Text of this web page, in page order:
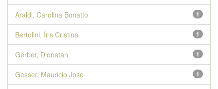
1
Araldi, Carolina Bonatto
1
Bertolini, Íris Cristina
1
Gerber, Dionatan
1
Gesser, Mauricio Jose